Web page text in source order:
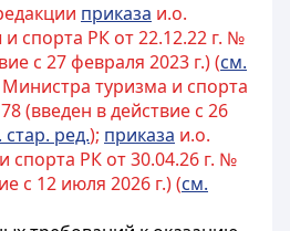
приказа и.о.
спорта РК от 22.12.22 г. №
с 27 февраля 2023 г.) (см.
Министра туризма и спорта
(введен в действие с 26
стар. ред.); приказа и.о.
спорта РК от 30.04.26 г. №
с 12 июля 2026 г.) (см.